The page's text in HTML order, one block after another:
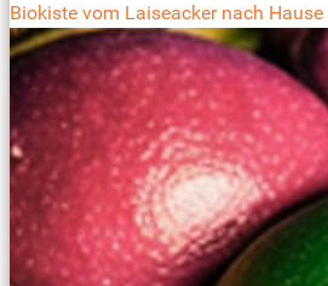
Biokiste vom Laiseacker nach